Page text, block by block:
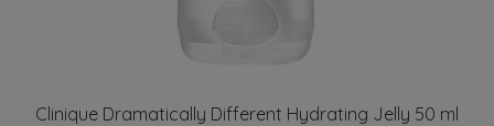
Clinique Dramatically Different Hydrating Jelly 50 ml